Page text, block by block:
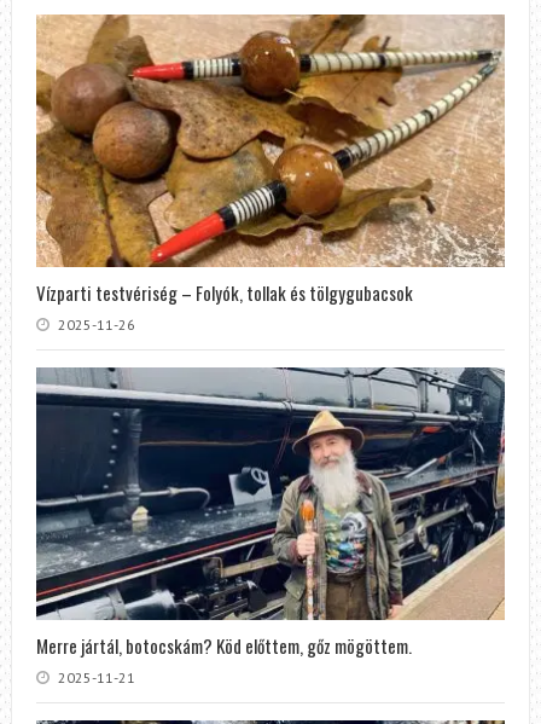
Vízparti testvériség – Folyók, tollak és tölgygubacsok
2025-11-26
Merre jártál, botocskám? Köd előttem, gőz mögöttem.
2025-11-21